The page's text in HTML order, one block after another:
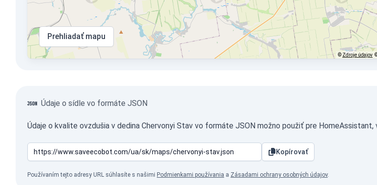
Prehliadať mapu
© Zdroje údajov
Údaje o sídle vo formáte JSON
Údaje o kvalite ovzdušia v dedina Chervonyi Stav vo formáte JSON možno použiť pre
Kopírovať
Používaním tejto adresy URL súhlasíte s našimi Podmienkami používania a Zásadami ochrany osobných údajov.